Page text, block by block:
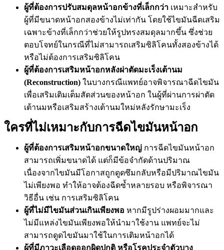
ผู้ที่ต้องการปรับสมดุลหน้าอกข้างที่เล็กกว่า เหมาะสำหรับ
ผู้ที่มีขนาดหน้าอกสองข้างไม่เท่ากัน โดยใช้ไขมันฉีดเสริม
เฉพาะข้างที่เล็กกว่าช่วยให้รูปทรงสมดุลมากขึ้น ซึ่งช่วย
ตอบโจทย์ในกรณีที่ไม่สามารถเสริมซิลิโคนทั้งสองข้างได้
หรือไม่ต้องการเสริมซิลิโคน
ผู้ที่ต้องการเสริมหน้าอกหลังผ่าตัดมะเร็งเต้านม
(Reconstruction) ในบางกรณีแพทย์อาจพิจารณาฉีดไขมัน
เพื่อเสริมเติมเต็มสัดส่วนของหน้าอก ในผู้ที่ผ่านการผ่าตัด
เต้านมหรือเสริมสร้างเต้านมใหม่หลังรักษามะเร็ง
ใครที่ไม่เหมาะกับการฉีดไขมันหน้าอก​
ผู้ที่ต้องการเสริมหน้าอกขนาดใหญ่ การฉีดไขมันหน้าอก
สามารถเพิ่มขนาดได้ แต่ก็มีข้อจำกัดด้านปริมาณ
เนื่องจากไขมันมีโอกาสถูกดูดซึมกลับหรือมีปริมาณไขมัน
ไม่เพียงพอ ทำให้อาจต้องฉีดซ้ำหลายรอบ หรือพิจารณา
วิธีอื่น เช่น การเสริมซิลิโคน
ผู้ที่ไม่มีไขมันส่วนเกินเพียงพอ หากมีรูปร่างผอมมากและ
ไม่มีแหล่งไขมันเพียงพอให้นำมาใช้งาน แพทย์จะไม่
สามารถดูดไขมันมาใช้ในการเติมหน้าอกได้
ผู้ที่มีภาวะเลือดออกผิดปกติ หรือโรคประจำตัวบาง